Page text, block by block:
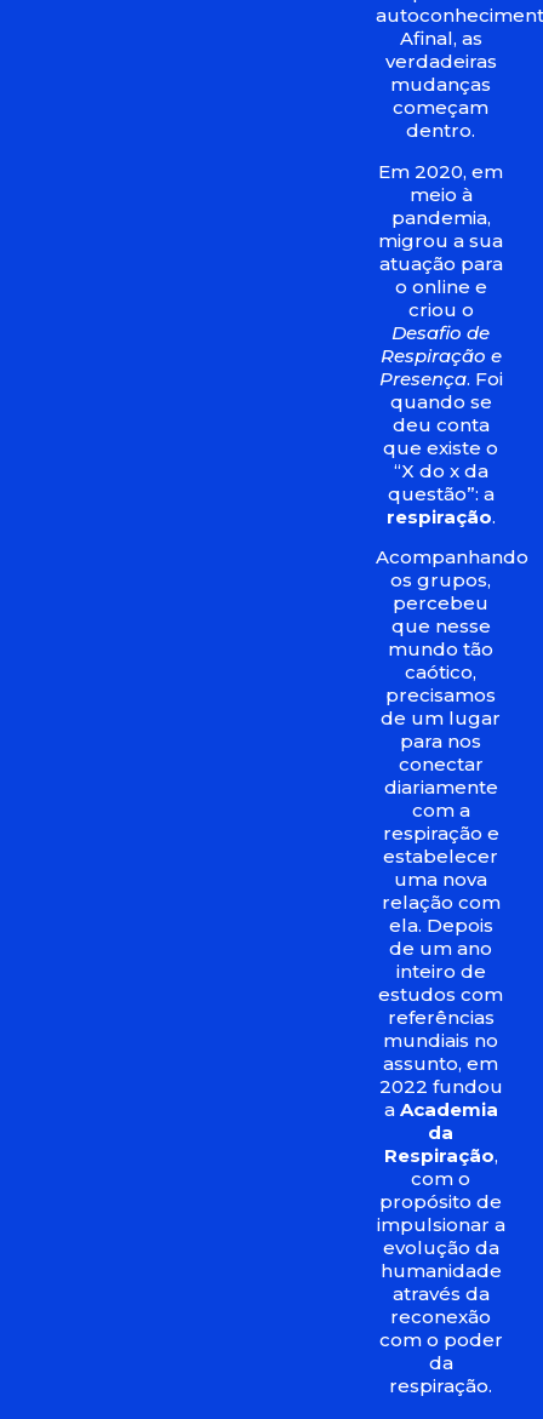
Afinal, as
verdadeiras
mudanças
começam
dentro.
Em 2020, em
meio à
pandemia,
migrou a sua
atuação para
o online e
criou o
Desafio de
Respiração e
Presença. Foi
quando se
deu conta
que existe o
“X do x da
questão”: a
respiração.
Acompanhando
os grupos,
percebeu
que nesse
mundo tão
caótico,
precisamos
de um lugar
para nos
conectar
diariamente
com a
respiração e
estabelecer
uma nova
relação com
ela. Depois
de um ano
inteiro de
estudos com
referências
mundiais no
assunto, em
2022 fundou
a Academia
da
Respiração,
com o
propósito de
impulsionar a
evolução da
humanidade
através da
reconexão
com o poder
da
respiração.